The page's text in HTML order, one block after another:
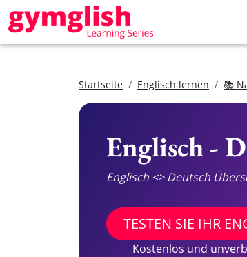
Startseite Englisch lernen 📚
Englisch -
Englisch <> Deutsch
TESTEN SIE IHR
Kostenlos und